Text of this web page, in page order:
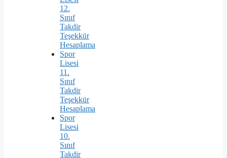
12.
Sınıf
Takdir
Teşekkür
Hesaplama
Spor
Lisesi
11.
Sınıf
Takdir
Teşekkür
Hesaplama
Spor
Lisesi
10.
Sınıf
Takdir